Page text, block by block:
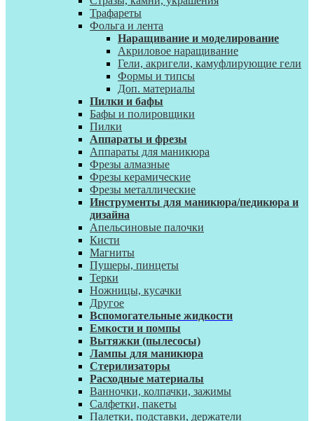
Трафареты
Фольга и лента
Наращивание и моделирование
Акриловое наращивание
Гели, акригели, камуфлирующие гели
Формы и типсы
Доп. материалы
Пилки и бафы
Бафы и полировщики
Пилки
Аппараты и фрезы
Аппараты для маникюра
Фрезы алмазные
Фрезы керамические
Фрезы металлические
Инструменты для маникюра/педикюра и
дизайна
Апельсиновые палочки
Кисти
Магниты
Пушеры, пинцеты
Терки
Ножницы, кусачки
Другое
Вспомогательные жидкости
Емкости и помпы
Вытяжки (пылесосы)
Лампы для маникюра
Стерилизаторы
Расходные материалы
Ванночки, колпачки, зажимы
Салфетки, пакеты
Палетки, подставки, держатели